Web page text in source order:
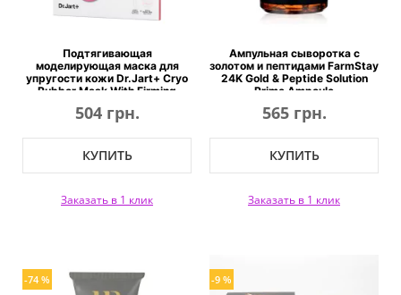
Подтягивающая
моделирующая маска для
упругости кожи Dr.Jart+ Cryo
Rubber Mask With Firming
504 грн.
КУПИТЬ
Заказать в 1 клик
Ампульная сыворотка с
золотом и пептидами FarmStay
24K Gold & Peptide Solution
Prime Ampoule
565 грн.
КУПИТЬ
Заказать в 1 клик
-74 % -9 %